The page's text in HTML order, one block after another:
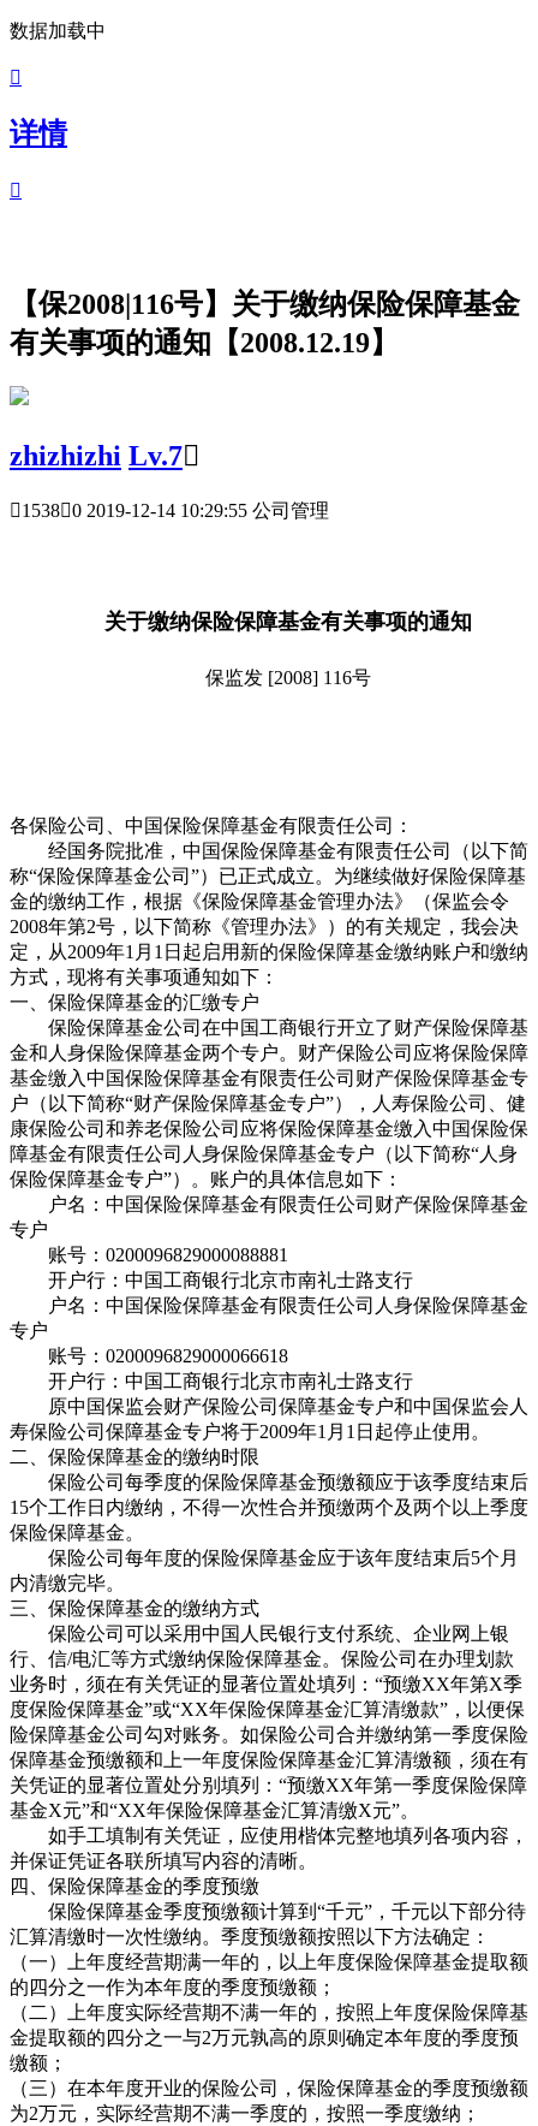
数据加载中

详情

【保2008|116号】关于缴纳保险保障基金
有关事项的通知【2008.12.19】
zhizhizhi Lv.7
15380 2019-12-14 10:29:55 公司管理
关于缴纳保险保障基金有关事项的通知
保监发 [2008] 116号
各保险公司、中国保险保障基金有限责任公司：
经国务院批准，中国保险保障基金有限责任公司（以下简
称“保险保障基金公司”）已正式成立。为继续做好保险保障基
金的缴纳工作，根据《保险保障基金管理办法》（保监会令
2008年第2号，以下简称《管理办法》）的有关规定，我会决
定，从2009年1月1日起启用新的保险保障基金缴纳账户和缴纳
方式，现将有关事项通知如下：
一、保险保障基金的汇缴专户
保险保障基金公司在中国工商银行开立了财产保险保障基
金和人身保险保障基金两个专户。财产保险公司应将保险保障
基金缴入中国保险保障基金有限责任公司财产保险保障基金专
户（以下简称“财产保险保障基金专户”），人寿保险公司、健
康保险公司和养老保险公司应将保险保障基金缴入中国保险保
障基金有限责任公司人身保险保障基金专户（以下简称“人身
保险保障基金专户”）。账户的具体信息如下：
户名：中国保险保障基金有限责任公司财产保险保障基金
专户
账号：0200096829000088881
开户行：中国工商银行北京市南礼士路支行
户名：中国保险保障基金有限责任公司人身保险保障基金
专户
账号：0200096829000066618
开户行：中国工商银行北京市南礼士路支行
原中国保监会财产保险公司保障基金专户和中国保监会人
寿保险公司保障基金专户将于2009年1月1日起停止使用。
二、保险保障基金的缴纳时限
保险公司每季度的保险保障基金预缴额应于该季度结束后
15个工作日内缴纳，不得一次性合并预缴两个及两个以上季度
保险保障基金。
保险公司每年度的保险保障基金应于该年度结束后5个月
内清缴完毕。
三、保险保障基金的缴纳方式
保险公司可以采用中国人民银行支付系统、企业网上银
行、信/电汇等方式缴纳保险保障基金。保险公司在办理划款
业务时，须在有关凭证的显著位置处填列：“预缴XX年第X季
度保险保障基金”或“XX年保险保障基金汇算清缴款”，以便保
险保障基金公司勾对账务。如保险公司合并缴纳第一季度保险
保障基金预缴额和上一年度保险保障基金汇算清缴额，须在有
关凭证的显著位置处分别填列：“预缴XX年第一季度保险保障
基金X元”和“XX年保险保障基金汇算清缴X元”。
如手工填制有关凭证，应使用楷体完整地填列各项内容，
并保证凭证各联所填写内容的清晰。
四、保险保障基金的季度预缴
保险保障基金季度预缴额计算到“千元”，千元以下部分待
汇算清缴时一次性缴纳。季度预缴额按照以下方法确定：
（一）上年度经营期满一年的，以上年度保险保障基金提取额
的四分之一作为本年度的季度预缴额；
（二）上年度实际经营期不满一年的，按照上年度保险保障基
金提取额的四分之一与2万元孰高的原则确定本年度的季度预
缴额；
（三）在本年度开业的保险公司，保险保障基金的季度预缴额
为2万元，实际经营期不满一季度的，按照一季度缴纳；